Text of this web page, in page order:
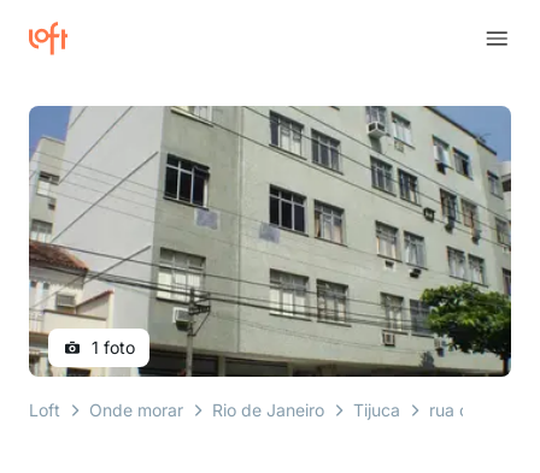
1 foto
Loft Onde morar Rio de Janeiro Tijuca rua campos